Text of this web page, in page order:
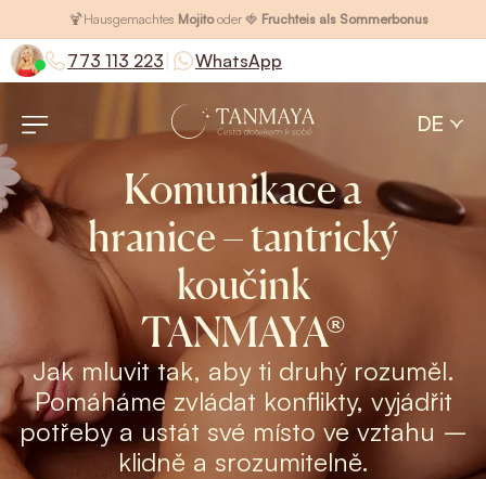
🍹Hausgemachtes Mojitooder 🍓 Fruchteis als Sommerbonus
773 113 223 WhatsApp
DE
Komunikace a
hranice – tantrický
koučink
TANMAYA®
Jak mluvit tak, aby ti druhý rozuměl.
Pomáháme zvládat konflikty, vyjádřit
potřeby a ustát své místo ve vztahu –
klidně a srozumitelně.